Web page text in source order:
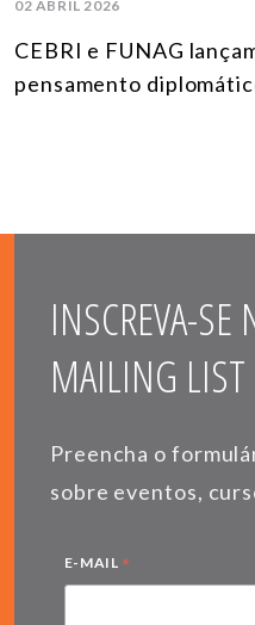
02 ABRIL 2026
CEBRI e FUNAG
pensamento
INSCREVA-
MAILING LIST
Preencha o
sobre eventos,
E-MAIL *